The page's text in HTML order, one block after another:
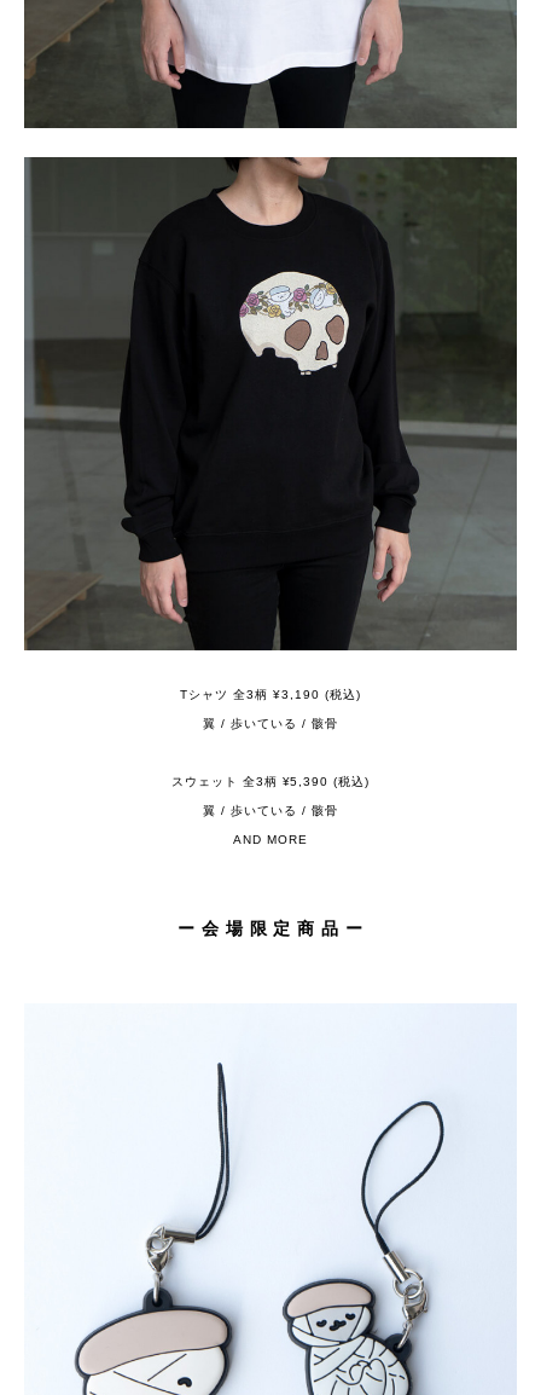
Tシャツ 全3柄 ¥3,190 (税込)
翼 / 歩いている / 骸骨
スウェット 全3柄 ¥5,390 (税込)
翼 / 歩いている / 骸骨
AND MORE
ー 会 場 限 定 商 品 ー